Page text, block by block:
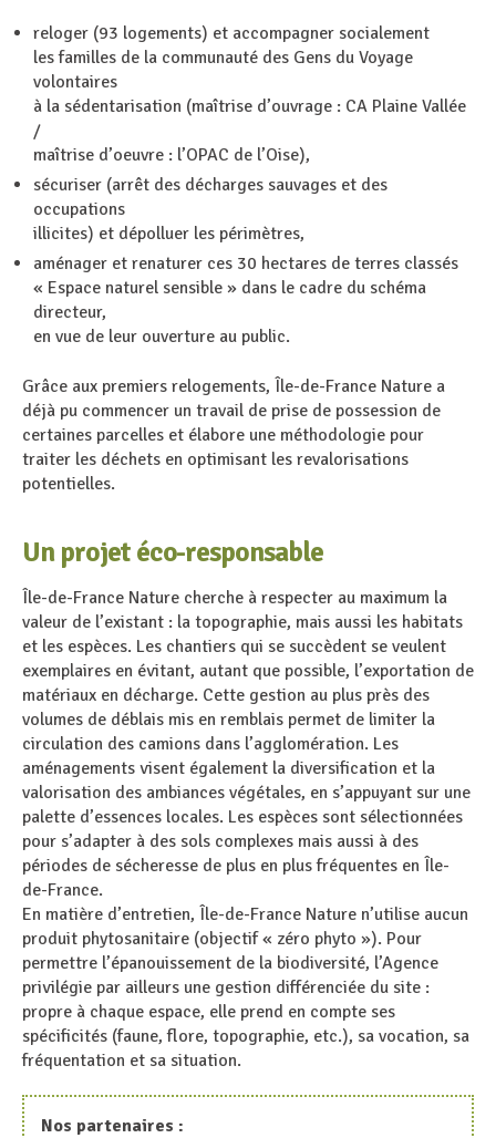
reloger (93 logements) et accompagner socialement
les familles de la communauté des Gens du Voyage
volontaires
à la sédentarisation (maîtrise d’ouvrage : CA Plaine Vallée
/
maîtrise d’oeuvre : l’OPAC de l’Oise),
sécuriser (arrêt des décharges sauvages et des
occupations
illicites) et dépolluer les périmètres,
aménager et renaturer ces 30 hectares de terres classés
« Espace naturel sensible » dans le cadre du schéma
directeur,
en vue de leur ouverture au public.
Grâce aux premiers relogements, Île-de-France Nature a
déjà pu commencer un travail de prise de possession de
certaines parcelles et élabore une méthodologie pour
traiter les déchets en optimisant les revalorisations
potentielles.
Un projet éco-responsable
Île-de-France Nature cherche à respecter au maximum la
valeur de l’existant : la topographie, mais aussi les habitats
et les espèces. Les chantiers qui se succèdent se veulent
exemplaires en évitant, autant que possible, l’exportation de
matériaux en décharge. Cette gestion au plus près des
volumes de déblais mis en remblais permet de limiter la
circulation des camions dans l’agglomération. Les
aménagements visent également la diversification et la
valorisation des ambiances végétales, en s’appuyant sur une
palette d’essences locales. Les espèces sont sélectionnées
pour s’adapter à des sols complexes mais aussi à des
périodes de sécheresse de plus en plus fréquentes en Île-
de-France.
En matière d’entretien, Île-de-France Nature n’utilise aucun
produit phytosanitaire (objectif « zéro phyto »). Pour
permettre l’épanouissement de la biodiversité, l’Agence
privilégie par ailleurs une gestion différenciée du site :
propre à chaque espace, elle prend en compte ses
spécificités (faune, flore, topographie, etc.), sa vocation, sa
fréquentation et sa situation.
Nos partenaires :